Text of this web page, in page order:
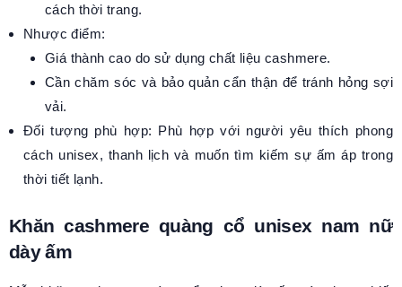
cách thời trang.
Nhược điểm:
Giá thành cao do sử dụng chất liệu cashmere.
Cần chăm sóc và bảo quản cẩn thận để tránh hỏng sợi
vải.
Đối tượng phù hợp: Phù hợp với người yêu thích phong
cách unisex, thanh lịch và muốn tìm kiếm sự ấm áp trong
thời tiết lạnh.
Khăn cashmere quàng cổ unisex nam nữ
dày ấm